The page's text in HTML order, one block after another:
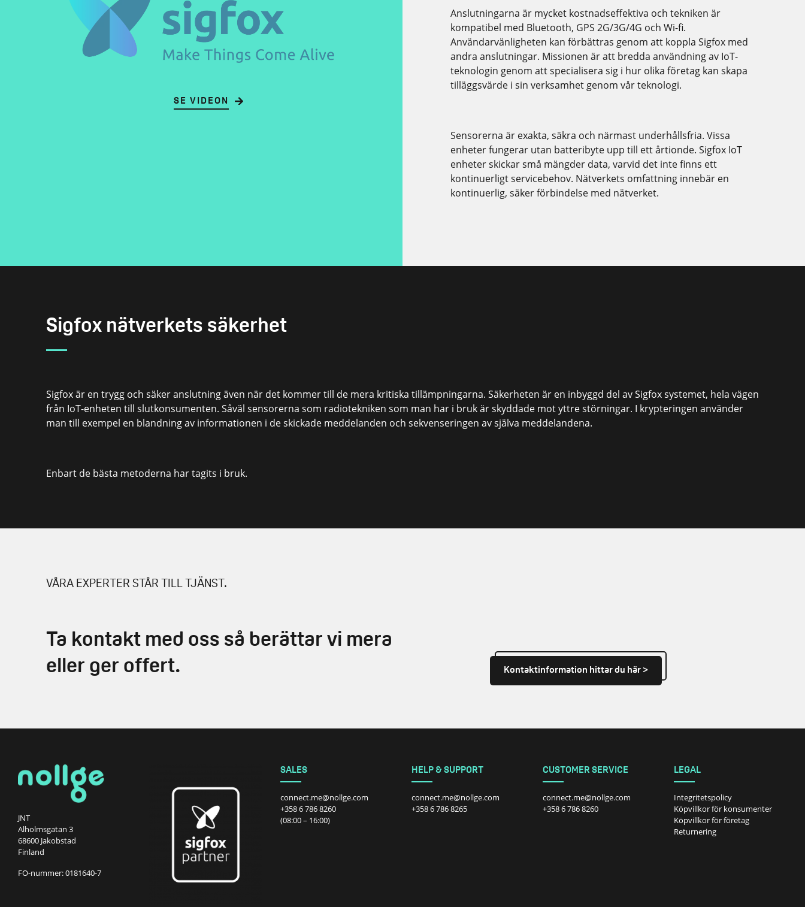
SE VIDEON
Anslutningarna är mycket kostnadseffektiva och tekniken är
kompatibel med Bluetooth, GPS 2G/3G/4G och Wi-fi.
Användarvänligheten kan förbättras genom att koppla Sigfox med
andra anslutningar. Missionen är att bredda användning av IoT-
teknologin genom att specialisera sig i hur olika företag kan skapa
tilläggsvärde i sin verksamhet genom vår teknologi.
Sensorerna är exakta, säkra och närmast underhållsfria. Vissa
enheter fungerar utan batteribyte upp till ett årtionde. Sigfox IoT
enheter skickar små mängder data, varvid det inte finns ett
kontinuerligt servicebehov. Nätverkets omfattning innebär en
kontinuerlig, säker förbindelse med nätverket.
Sigfox nätverkets säkerhet
Sigfox är en trygg och säker anslutning även när det kommer till de mera kritiska tillämpningarna. Säkerheten är en inbyggd del av Sigfox systemet, hela vägen
från IoT-enheten till slutkonsumenten. Såväl sensorerna som radiotekniken som man har i bruk är skyddade mot yttre störningar. I krypteringen använder
man till exempel en blandning av informationen i de skickade meddelanden och sekvenseringen av själva meddelandena.
Enbart de bästa metoderna har tagits i bruk.
VÅRA EXPERTER STÅR TILL TJÄNST.
Ta kontakt med oss så berättar vi mera
eller ger offert.
Kontaktinformation hittar du här >
JNT
Alholmsgatan 3
68600 Jakobstad
Finland
FO-nummer: 0181640-7
SALES
connect.me@nollge.com
+358 6 786 8260
(08:00 – 16:00)
HELP & SUPPORT
connect.me@nollge.com
+358 6 786 8265
CUSTOMER SERVICE
connect.me@nollge.com
+358 6 786 8260
LEGAL
Integritetspolicy
Köpvillkor för konsumenter
Köpvillkor för företag
Returnering